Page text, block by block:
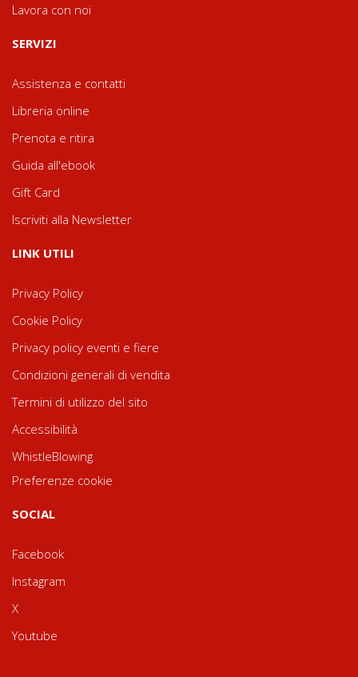
Lavora con noi
SERVIZI
Assistenza e contatti
Libreria online
Prenota e ritira
Guida all'ebook
Gift Card
Iscriviti alla Newsletter
LINK UTILI
Privacy Policy
Cookie Policy
Privacy policy eventi e fiere
Condizioni generali di vendita
Termini di utilizzo del sito
Accessibilità
WhistleBlowing
Preferenze cookie
SOCIAL
Facebook
Instagram
X
Youtube